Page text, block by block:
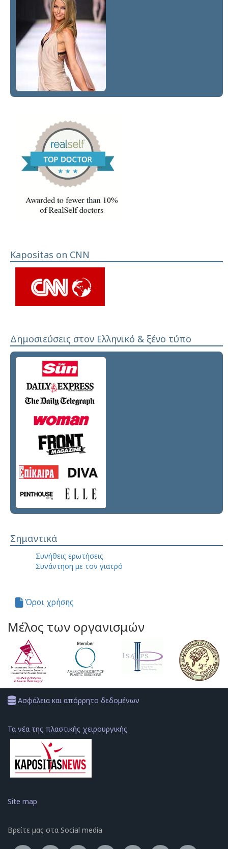
Kapositas on CNN
Δημοσιεύσεις στον Ελληνικό & ξένο τύπο
Σημαντικά
Συνήθεις ερωτήσεις
Συνάντηση με τον γιατρό
Όροι χρήσης
Μέλος των οργανισμών
Ασφάλεια και απόρρητο δεδομένων
Τα νέα της πλαστικής χειρουργικής
Site map
Βρείτε μας στα Social media